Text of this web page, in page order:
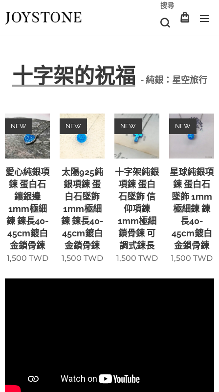
搜尋
十字架的祝福 - 純銀：星空旅行
愛心純銀項
鍊 蛋白石
鑲銀邊
1mm極細
鍊 鍊長40-
45cm鍍白
金鎖骨鍊
NEW
1,500 TWD
太陽925純
銀項鍊 蛋
白石墜飾
1mm極細
鍊 鍊長40-
45cm鍍白
金鎖骨鍊
NEW
1,500 TWD
十字架純銀
項鍊 蛋白
石墜飾 信
仰項鍊
1mm極細
鎖骨鍊 可
調式鍊長
NEW
1,500 TWD
星球純銀項
鍊 蛋白石
墜飾 1mm
極細鍊 鍊
長40-
45cm鍍白
金鎖骨鍊
NEW
1,500 TWD